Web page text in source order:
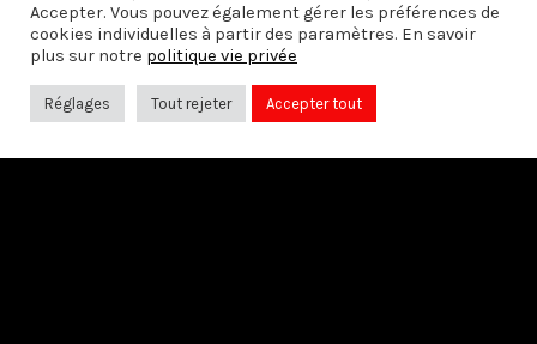
Accepter. Vous pouvez également gérer les préférences de
cookies individuelles à partir des paramètres. En savoir
plus sur notre politique vie privée
Réglages Tout rejeter Accepter tout